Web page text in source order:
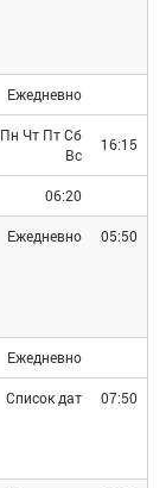
Ежедневно
Пн Чт Пт Сб
Вс
16:15
06:20
Ежедневно 05:50
Ежедневно
Список дат 07:50